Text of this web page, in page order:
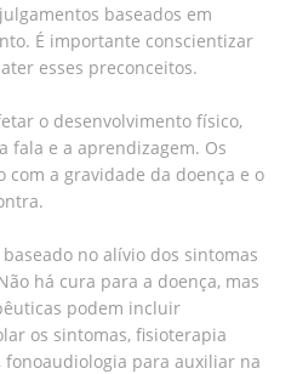
baseados em
É importante conscientizar
esses preconceitos.
o desenvolvimento físico,
fala e a aprendizagem. Os
com a gravidade da doença e o
no alívio dos sintomas
há cura para a doença, mas
podem incluir
os sintomas, fisioterapia
para auxiliar na